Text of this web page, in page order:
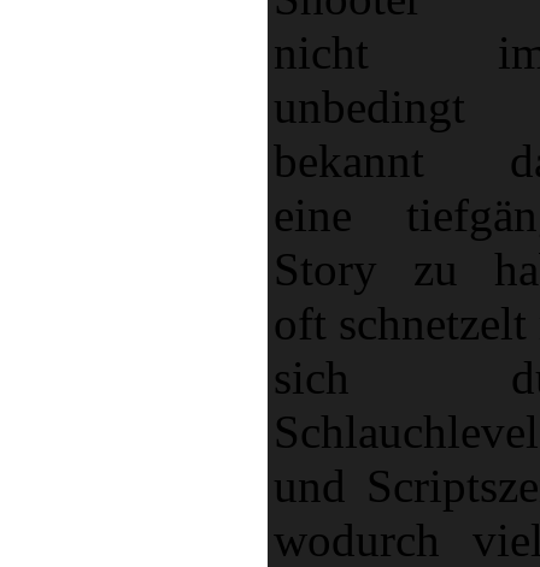
nicht
unbedingt
bekannt
eine
Story zu
oft schnetzelt
sich
Schlauchlevel
und
wodurch